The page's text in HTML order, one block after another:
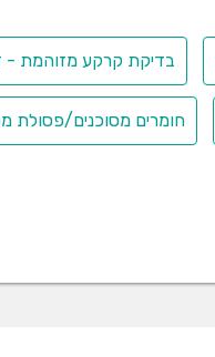
בדיקת קרקע מזוהמת -
חומרים מסוכנים/פסולת